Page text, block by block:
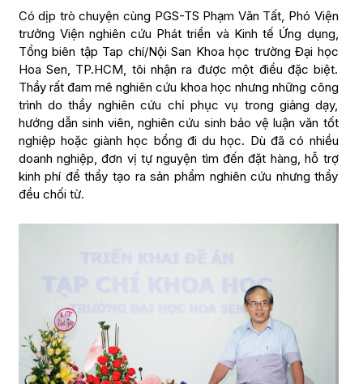
Có dịp trò chuyện cùng PGS-TS Phạm Văn Tất, Phó Viện
trưởng Viện nghiên cứu Phát triển và Kinh tế Ứng dụng,
Tổng biên tập Tap chí/Nội San Khoa học trường Đại học
Hoa Sen, TP.HCM, tôi nhận ra được một điều đặc biệt.
Thầy rất đam mê nghiên cứu khoa học nhưng những công
trình do thầy nghiên cứu chỉ phục vụ trong giảng dạy,
hướng dẫn sinh viên, nghiên cứu sinh bảo vệ luận văn tốt
nghiệp hoặc giành học bổng đi du học. Dù đã có nhiều
doanh nghiệp, đơn vị tự nguyện tìm đến đặt hàng, hỗ trợ
kinh phí để thầy tạo ra sản phẩm nghiên cứu nhưng thầy
đều chối từ.